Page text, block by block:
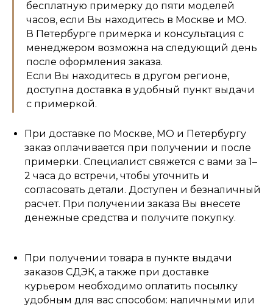
бесплатную примерку до пяти моделей
часов, если Вы находитесь в Москве и МО.
В Петербурге примерка и консультация с
менеджером возможна на следующий день
после оформления заказа.
Если Вы находитесь в другом регионе,
доступна доставка в удобный пункт выдачи
с примеркой.
При доставке по Москве, МО и Петербургу
заказ оплачивается при получении и после
примерки. Специалист свяжется с вами за 1–
2 часа до встречи, чтобы уточнить и
согласовать детали. Доступен и безналичный
расчет. При получении заказа Вы внесете
денежные средства и получите покупку.
При получении товара в пункте выдачи
заказов СДЭК, а также при доставке
курьером необходимо оплатить посылку
удобным для вас способом: наличными или